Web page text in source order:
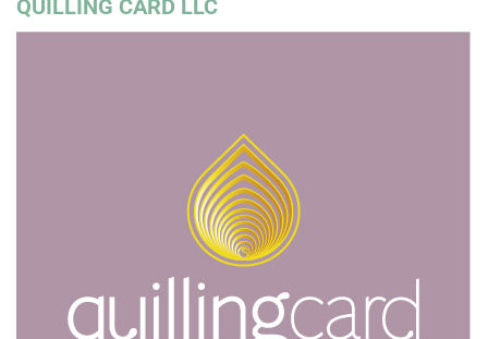
QUILLING CARD LLC